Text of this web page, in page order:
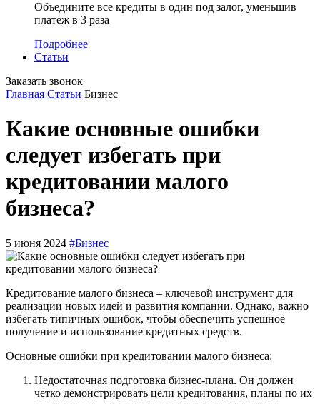
Объедините все кредиты в один под залог, уменьшив
платеж в 3 раза
Подробнее
Статьи
Заказать звонок
Главная Статьи Бизнес
Какие основные ошибки
следует избегать при
кредитовании малого
бизнеса?
5 июня 2024 #Бизнес
Кредитование малого бизнеса – ключевой инструмент для
реализации новых идей и развития компании. Однако, важно
избегать типичных ошибок, чтобы обеспечить успешное
получение и использование кредитных средств.
Основные ошибки при кредитовании малого бизнеса:
Недостаточная подготовка бизнес-плана. Он должен
четко демонстрировать цели кредитования, планы по их